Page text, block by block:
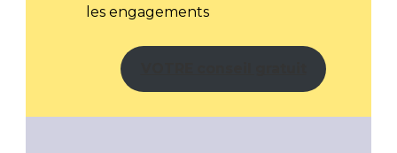
les engagements